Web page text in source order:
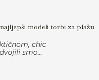
modeli torbi za plažu
chic
smo...